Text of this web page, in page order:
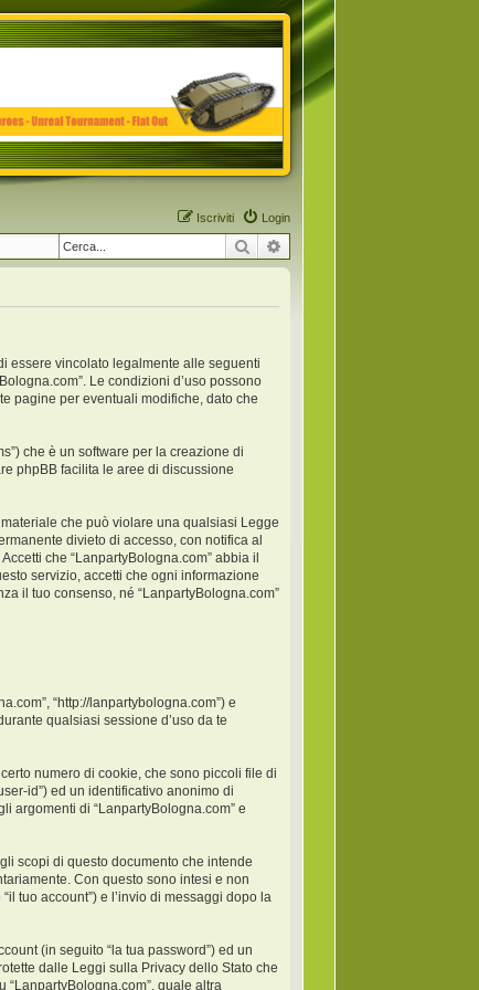
Login
Iscriviti
Cerca
essere vincolato legalmente alle seguenti
Le condizioni d’uso possono
pagine per eventuali modifiche, dato che
che è un software per la creazione di
phpBB facilita le aree di discussione
che può violare una qualsiasi Legge
divieto di accesso, con notifica al
che “LanpartyBologna.com” abbia il
servizio, accetti che ogni informazione
il tuo consenso, né “LanpartyBologna.com”
“http://lanpartybologna.com”) e
qualsiasi sessione d’uso da te
numero di cookie, che sono piccoli file di
id”) ed un identificativo anonimo di
argomenti di “LanpartyBologna.com” e
scopi di questo documento che intende
Con questo sono intesi e non
tuo account”) e l’invio di messaggi dopo la
(in seguito “la tua password”) ed un
dalle Leggi sulla Privacy dello Stato che
quale altra